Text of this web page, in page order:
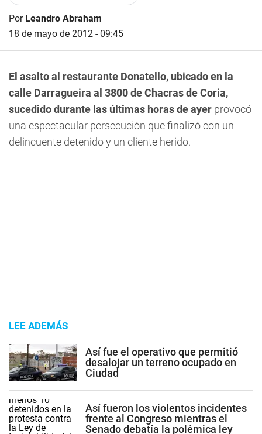
Por Leandro Abraham
18 de mayo de 2012 - 09:45
El asalto al restaurante Donatello, ubicado en la
calle Darragueira al 3800 de Chacras de Coria,
sucedido durante las últimas horas de ayer provocó
una espectacular persecución que finalizó con un
delincuente detenido y un cliente herido.
LEE ADEMÁS
Así fue el operativo que permitió
desalojar un terreno ocupado en
Ciudad
Así fueron los violentos incidentes
frente al Congreso mientras el
Senado debatía la polémica ley